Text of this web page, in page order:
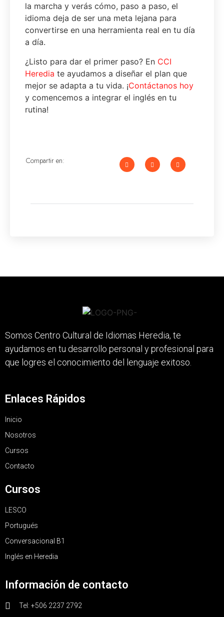
la marcha y verás cómo, paso a paso, el
idioma deja de ser una meta lejana para
convertirse en una herramienta real en tu día
a día.
¿Listo para dar el primer paso? En CCI
Heredia te ayudamos a diseñar el plan que
mejor se adapta a tu vida. ¡Contáctanos hoy
y comencemos a integrar el inglés en tu
rutina!
Compartir en:
Somos Centro Cultural de Idiomas Heredia, te
ayudamos en tu desarrollo personal y profesional para
que logres el conocimiento del lenguaje exitoso.
Enlaces Rápidos
Inicio
Nosotros
Cursos
Contacto
Cursos
LESCO
Portugués
Conversacional B1
Inglés en Heredia
Información de contacto
Tel: +506 2237 2792